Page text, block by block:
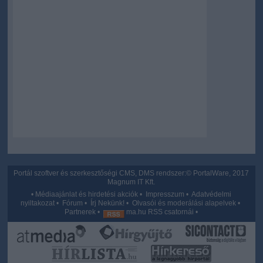
Portál szoftver és szerkesztőségi CMS, DMS rendszer:© PortalWare, 2017
Magnum IT Kft.
• Médiaajánlat és hirdetési akciók • Impresszum •Adatvédelmi
nyiltakozat • Fórum • Írj Nekünk! •Olvasói és moderálási alapelvek •
Partnerek • ma.hu RSS csatornái •